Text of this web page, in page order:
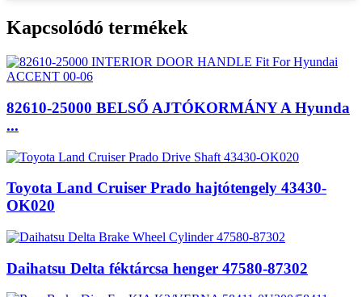
Kapcsolódó termékek
82610-25000 BELSŐ AJTÓKORMÁNY A Hyunda
...
Toyota Land Cruiser Prado hajtótengely 43430-
OK020
Daihatsu Delta féktárcsa henger 47580-87302